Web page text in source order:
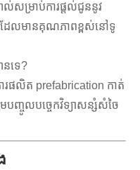
ល់​សម្រាប់​ការ​ផ្តល់​ជូន​នូវ​
ែល​មាន​គុណភាព​ខ្ពស់​នៅ​ទូ
ទេ?
ារផលិត prefabrication កាត់
ញ្ចូលបច្ចេកវិទ្យាសន្សំសំចៃ